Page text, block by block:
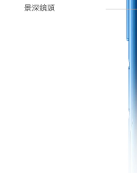
景深鏡頭